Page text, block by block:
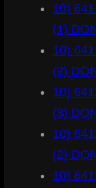
10)
(1)
10)
(2)
10)
(3)
10)
(2)
10)